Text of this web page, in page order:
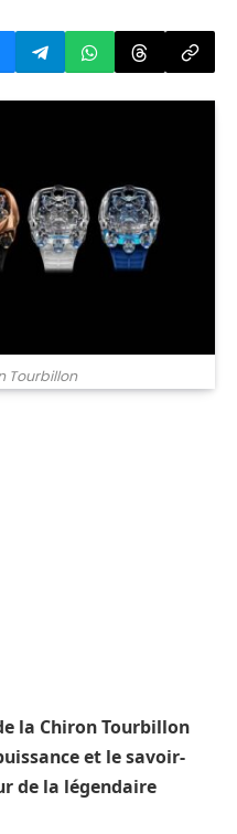
Tourbillon
la Chiron Tourbillon
et le savoir-
de la légendaire